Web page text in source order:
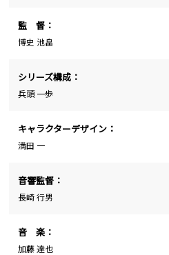
監 督：
博史 池畠
シリーズ構成：
兵頭 一歩
キャラクターデザイン：
満田 一
音響監督：
長崎 行男
音 楽：
加藤 達也